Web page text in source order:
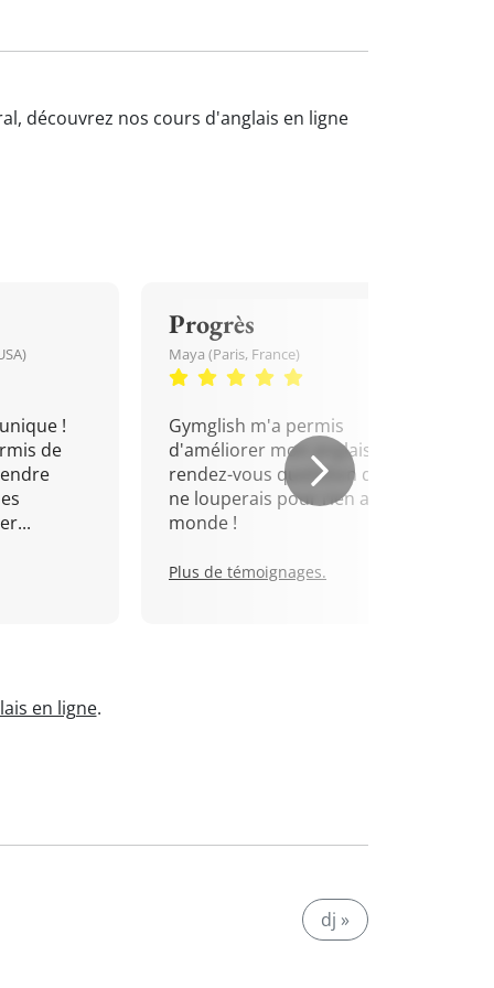
découvrez nos cours d'anglais en ligne
!
de
Progrès
Maya (Paris, France)
Gymglish m'a permis
d'améliorer mon anglais. Un
rendez-vous quotidien que je
ne louperais pour rien au
monde !
Plus de témoignages.
en ligne.
dj »